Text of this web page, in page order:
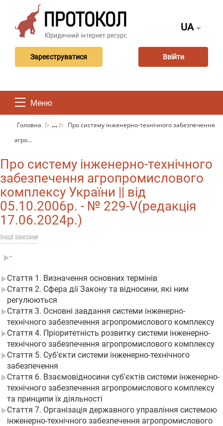
UA
Зареєструватися Ввійти
Меню
Головна ...
Про систему інженерно-технічного забезпечення
агро...
Про систему інженерно-технічного
забезпечення агропромислового
комплексу України || від
05.10.2006р. - № 229-V(редакція
17.06.2024р.)
Інші закони
-
Стаття 1. Визначення основних термінів
Стаття 2. Сфера дії Закону та відносини, які ним
регулюються
Стаття 3. Основні завдання системи інженерно-
технічного забезпечення агропромислового комплексу
Стаття 4. Пріоритетність розвитку системи інженерно-
технічного забезпечення агропромислового комплексу
Стаття 5. Суб'єкти системи інженерно-технічного
забезпечення
Стаття 6. Взаємовідносини суб'єктів системи інженерно-
технічного забезпечення агропромислового комплексу
та принципи їх діяльності
Стаття 7. Організація державного управління системою
інженерно-технічного забезпечення агропромислового